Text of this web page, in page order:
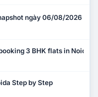
ngày 06/08/2026
3 BHK flats in Noida?
Step by Step